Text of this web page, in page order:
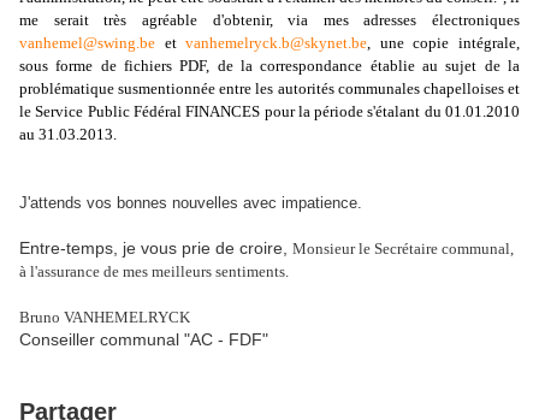
me serait très agréable d'obtenir, via mes adresses électroniques
vanhemel@swing.be etvanhemelryck.b@skynet.be, une copie intégrale,
sous forme de fichiers PDF, de la correspondance établie au sujet de la
problématique susmentionnée entre les autorités communales chapelloises et
le Service Public Fédéral FINANCES pour la période s'étalant du 01.01.2010
au 31.03.2013.
J'attends vos bonnes nouvelles avec impatience.
Entre-temps, je vous prie de croire, Monsieur le Secrétaire communal,
à l'assurance de mes meilleurs sentiments.
Bruno VANHEMELRYCK
Conseiller communal "AC - FDF"
Partager